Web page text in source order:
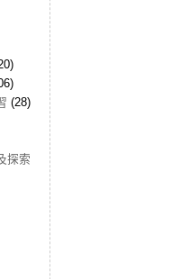
(28)
探索